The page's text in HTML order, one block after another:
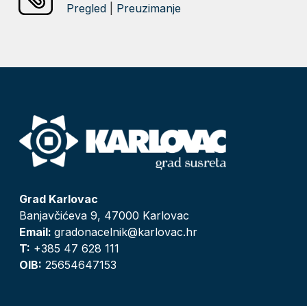
Pregled
Preuzimanje
Grad Karlovac
Banjavčićeva 9, 47000 Karlovac
Email: gradonacelnik@karlovac.hr
T: +385 47 628 111
OIB: 25654647153